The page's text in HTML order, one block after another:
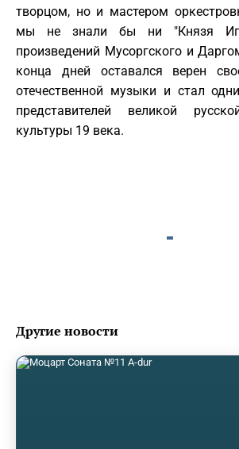
творцом, но и мастером
мы не знали бы ни "Князя
произведений Мусоргского и
конца дней оставался верен
отечественной музыки и стал
представителей великой
культуры 19 века.
Другие новости